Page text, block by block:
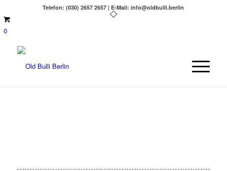
Telefon: (030) 2657 2657 | E-Mail: info@oldbulli.berlin
0